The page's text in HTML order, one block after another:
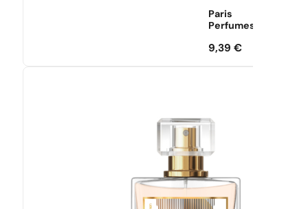
Paris
Perfumes
9,39€